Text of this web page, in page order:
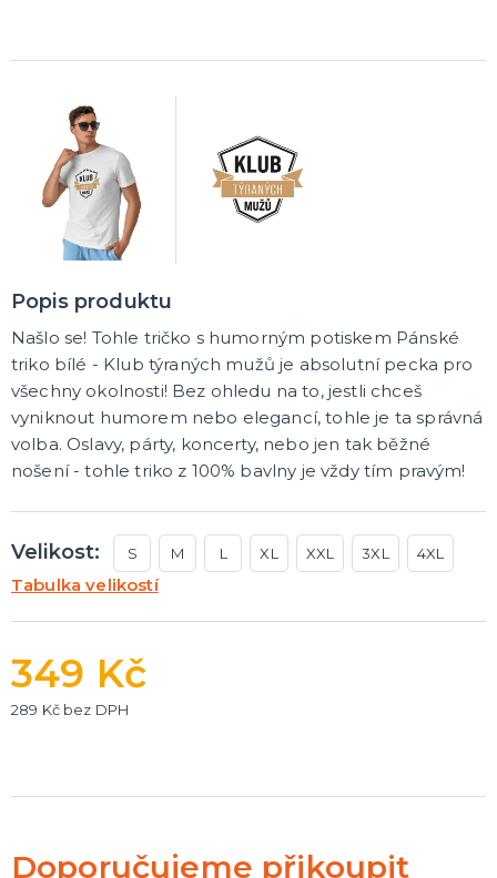
Popis produktu
Našlo se! Tohle tričko s humorným potiskem Pánské
triko bílé - Klub týraných mužů je absolutní pecka pro
všechny okolnosti! Bez ohledu na to, jestli chceš
vyniknout humorem nebo elegancí, tohle je ta správná
volba. Oslavy, párty, koncerty, nebo jen tak běžné
nošení - tohle triko z 100% bavlny je vždy tím pravým!
Velikost: S M L XL XXL 3XL 4XL
Tabulka velikostí
349 Kč
289 Kč bez DPH
Doporučujeme přikoupit